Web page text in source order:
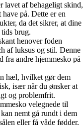
lavet af behageligt skind,
på. Dette er en
da det sikrer, at dine
brug.
henover foden
af luksus og stil. Denne
fra andre hjemmesko på
hæl, hvilket gør dem
især når du ønsker at
og problemfrit.
velegnede til
nemt gå rundt i dem
eller få våde fødder,